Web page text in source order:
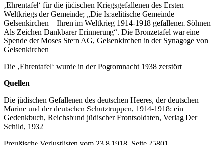
‚Ehrentafel‘ für die jüdischen Kriegsgefallenen des Ersten
Weltkriegs der Gemeinde; „Die Israelitische Gemeinde
Gelsenkirchen – Ihren im Weltkrieg 1914-1918 gefallenen Söhnen –
Als Zeichen Dankbarer Erinnerung“. Die Bronzetafel war eine
Spende der Moses Stern AG, Gelsenkirchen in der Synagoge von
Gelsenkirchen
Die ‚Ehrentafel‘ wurde in der Pogromnacht 1938 zerstört
Quellen
Die jüdischen Gefallenen des deutschen Heeres, der deutschen
Marine und der deutschen Schutztruppen, 1914-1918: ein
Gedenkbuch, Reichsbund jüdischer Frontsoldaten, Verlag Der
Schild, 1932
Preußische Verlustlisten vom 23.8.1918, Seite 25801